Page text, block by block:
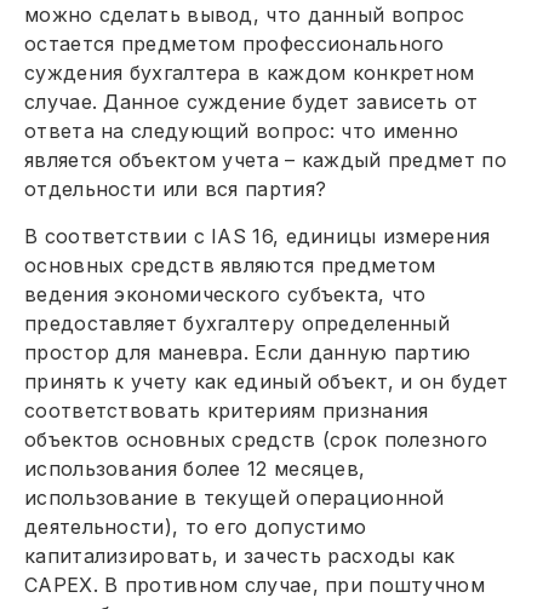
можно сделать вывод, что данный вопрос
остается предметом профессионального
суждения бухгалтера в каждом конкретном
случае. Данное суждение будет зависеть от
ответа на следующий вопрос: что именно
является объектом учета – каждый предмет по
отдельности или вся партия?
В соответствии с IAS 16, единицы измерения
основных средств являются предметом
ведения экономического субъекта, что
предоставляет бухгалтеру определенный
простор для маневра. Если данную партию
принять к учету как единый объект, и он будет
соответствовать критериям признания
объектов основных средств (срок полезного
использования более 12 месяцев,
использование в текущей операционной
деятельности), то его допустимо
капитализировать, и зачесть расходы как
САРЕХ. В противном случае, при поштучном